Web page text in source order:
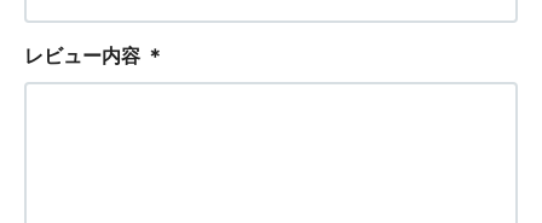
レビュー内容 ＊